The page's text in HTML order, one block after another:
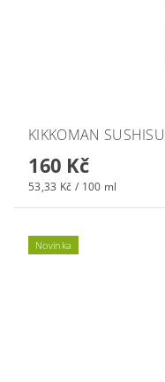
KIKKOMAN
160 Kč
53,33 Kč / 100 ml
Novinka